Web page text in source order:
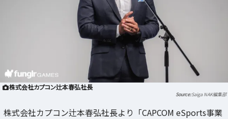
株式会社カプコン辻本春弘社長
Saiga NAK編集部
株式会社カプコン辻本春弘社長より「CAPCOM eSports事業